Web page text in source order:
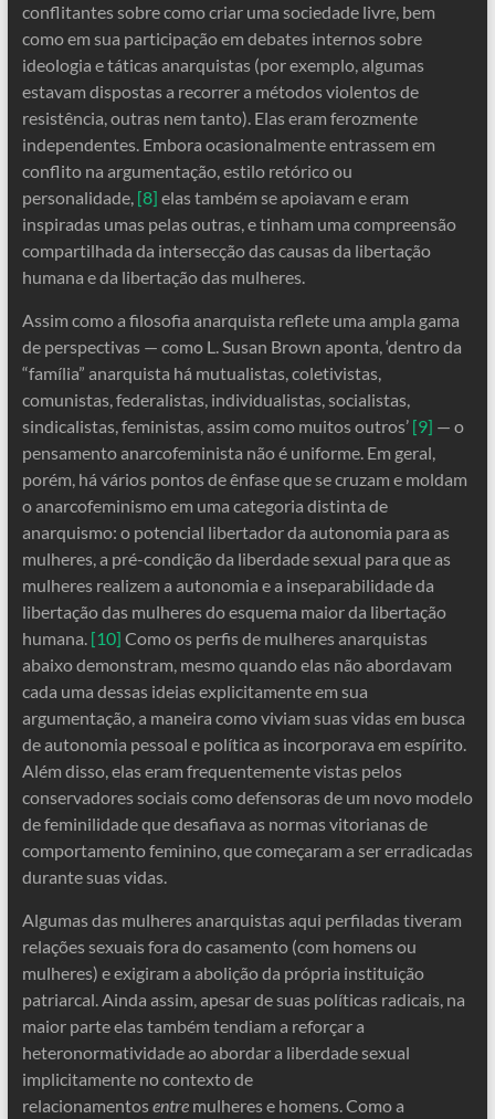
conflitantes sobre como criar uma sociedade livre, bem
como em sua participação em debates internos sobre
ideologia e táticas anarquistas (por exemplo, algumas
estavam dispostas a recorrer a métodos violentos de
resistência, outras nem tanto). Elas eram ferozmente
independentes. Embora ocasionalmente entrassem em
conflito na argumentação, estilo retórico ou
personalidade, [8] elas também se apoiavam e eram
inspiradas umas pelas outras, e tinham uma compreensão
compartilhada da intersecção das causas da libertação
humana e da libertação das mulheres.
Assim como a filosofia anarquista reflete uma ampla gama
de perspectivas — como L. Susan Brown aponta, ‘dentro da
“família” anarquista há mutualistas, coletivistas,
comunistas, federalistas, individualistas, socialistas,
sindicalistas, feministas, assim como muitos outros’ [9] — o
pensamento anarcofeminista não é uniforme. Em geral,
porém, há vários pontos de ênfase que se cruzam e moldam
o anarcofeminismo em uma categoria distinta de
anarquismo: o potencial libertador da autonomia para as
mulheres, a pré-condição da liberdade sexual para que as
mulheres realizem a autonomia e a inseparabilidade da
libertação das mulheres do esquema maior da libertação
humana. [10] Como os perfis de mulheres anarquistas
abaixo demonstram, mesmo quando elas não abordavam
cada uma dessas ideias explicitamente em sua
argumentação, a maneira como viviam suas vidas em busca
de autonomia pessoal e política as incorporava em espírito.
Além disso, elas eram frequentemente vistas pelos
conservadores sociais como defensoras de um novo modelo
de feminilidade que desafiava as normas vitorianas de
comportamento feminino, que começaram a ser erradicadas
durante suas vidas.
Algumas das mulheres anarquistas aqui perfiladas tiveram
relações sexuais fora do casamento (com homens ou
mulheres) e exigiram a abolição da própria instituição
patriarcal. Ainda assim, apesar de suas políticas radicais, na
maior parte elas também tendiam a reforçar a
heteronormatividade ao abordar a liberdade sexual
implicitamente no contexto de
relacionamentosentremulheres e homens. Como a